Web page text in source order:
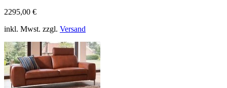
2295,00 €
inkl. Mwst. zzgl. Versand